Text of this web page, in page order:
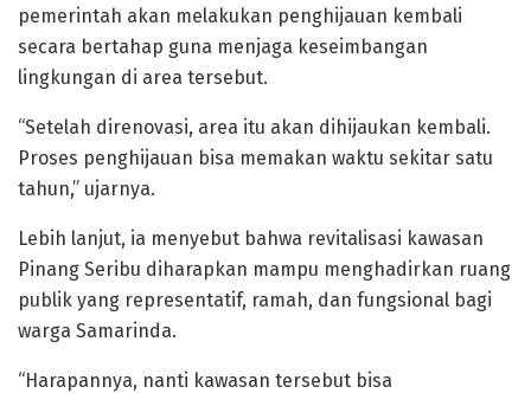
pemerintah akan melakukan penghijauan kembali
secara bertahap guna menjaga keseimbangan
lingkungan di area tersebut.
“Setelah direnovasi, area itu akan dihijaukan kembali.
Proses penghijauan bisa memakan waktu sekitar satu
tahun,” ujarnya.
Lebih lanjut, ia menyebut bahwa revitalisasi kawasan
Pinang Seribu diharapkan mampu menghadirkan ruang
publik yang representatif, ramah, dan fungsional bagi
warga Samarinda.
“Harapannya, nanti kawasan tersebut bisa